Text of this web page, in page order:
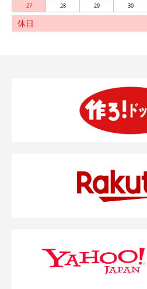
27
28 29 30
休日